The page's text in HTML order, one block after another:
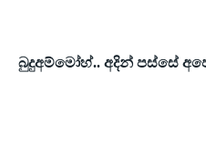
බුදුඅම්මෝහ්.. අදින් පස්සේ